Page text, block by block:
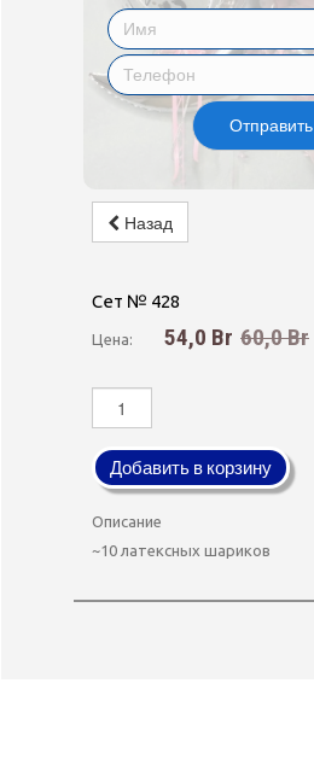
Отправить
Назад
-10%
Сет № 428
Цена: 54,0 Br 60,0 Br
Добавить в корзину
Описание
~10 латексных шариков